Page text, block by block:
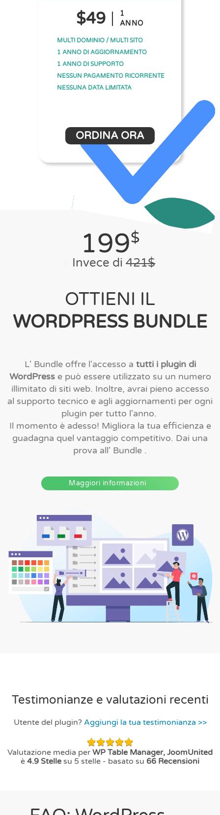
$49
1
ANNO
MULTI DOMINIO / MULTI SITO
1 ANNO DI AGGIORNAMENTO
1 ANNO DI SUPPORTO
NESSUN PAGAMENTO RICORRENTE
NESSUNA DATA LIMITATA
ORDINA ORA
199$
Invece di421$
OTTIENI IL
WORDPRESS BUNDLE
L' Bundle offre l'accesso a tutti i plugin di
WordPresse può essere utilizzato su un numero
illimitato di siti web. Inoltre, avrai pieno accesso
al supporto tecnico e agli aggiornamenti per ogni
plugin per tutto l'anno.
Il momento è adesso! Migliora la tua efficienza e
guadagna quel vantaggio competitivo. Dai una
prova all' Bundle .
Maggiori informazioni
Testimonianze e valutazioni recenti
Utente del plugin? Aggiungi la tua testimonianza >>
Valutazione media per WP Table Manager, JoomUnited
è 4.9 Stelle su 5 stelle - basato su 66 Recensioni